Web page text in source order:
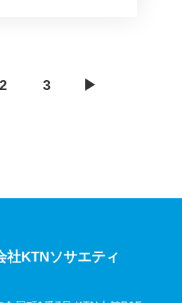
2 3 ▶︎
社KTNソサエティ